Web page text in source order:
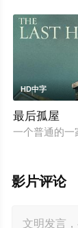
HD中字
最后孤屋
一个普通的一
影片评论